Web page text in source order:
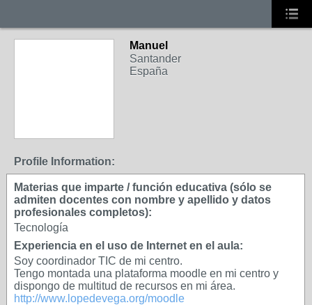
Manuel
Santander
España
Profile Information:
Materias que imparte / función educativa (sólo se
admiten docentes con nombre y apellido y datos
profesionales completos):
Tecnología
Experiencia en el uso de Internet en el aula:
Soy coordinador TIC de mi centro.
Tengo montada una plataforma moodle en mi centro y
dispongo de multitud de recursos en mi área.
http://www.lopedevega.org/moodle